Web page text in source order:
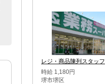
レジ・商品陳列スタッフ
時給 1,180円
堺市堺区